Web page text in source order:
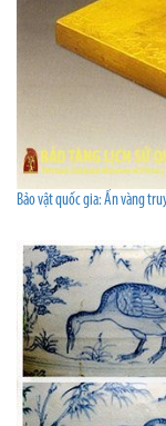
Bảo vật quốc gia: Ấn vàng